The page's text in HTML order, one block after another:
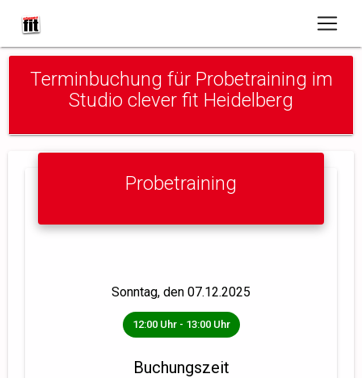
Terminbuchung für Probetraining im
Studio clever fit Heidelberg
Probetraining
Sonntag, den 07.12.2025
12:00 Uhr - 13:00 Uhr
Buchungszeit